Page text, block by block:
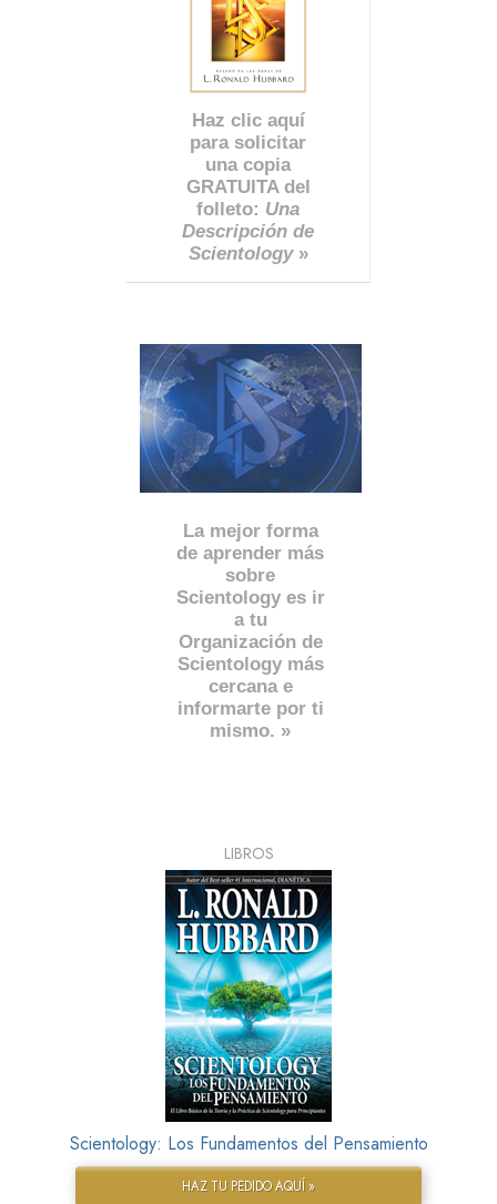
Haz clic aquí
para solicitar
una copia
GRATUITA del
folleto: Una
Descripción de
Scientology»
La mejor forma
de aprender más
sobre
Scientology es ir
a tu
Organización de
Scientology más
cercana e
informarte por ti
mismo. »
LIBROS
Scientology: Los Fundamentos del Pensamiento
HAZ TU PEDIDO AQUÍ »